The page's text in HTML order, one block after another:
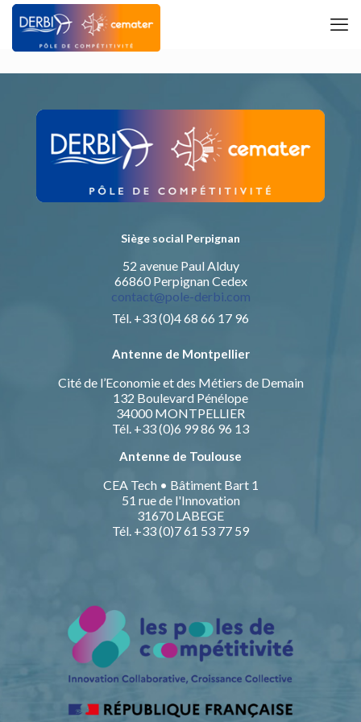
Siège social Perpignan
52 avenue Paul Alduy
66860 Perpignan Cedex
contact@pole-derbi.com
Tél. +33 (0)4 68 66 17 96
Antenne de Montpellier
Cité de l’Economie et des Métiers de Demain
132 Boulevard Pénélope
34000 MONTPELLIER
Tél. +33 (0)6 99 86 96 13
Antenne de Toulouse
CEA Tech • Bâtiment Bart 1
51 rue de l'Innovation
31670 LABEGE
Tél. +33 (0)7 61 53 77 59